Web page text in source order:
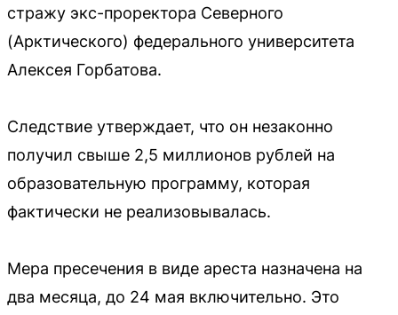
стражу экс-проректора Северного
(Арктического) федерального университета
Алексея Горбатова.
Следствие утверждает, что он незаконно
получил свыше 2,5 миллионов рублей на
образовательную программу, которая
фактически не реализовывалась.
Мера пресечения в виде ареста назначена на
два месяца, до 24 мая включительно. Это